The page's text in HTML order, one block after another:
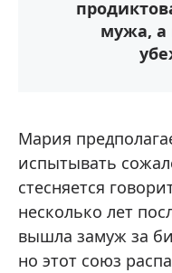
мужа, а
Мария
испытывать
стесняется
несколько лет
вышла замуж за
но этот союз